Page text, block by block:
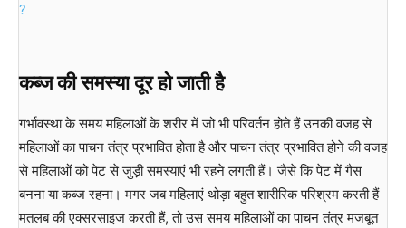
?
कब्ज की समस्या दूर हो जाती है
गर्भावस्था के समय महिलाओं के शरीर में जो भी परिवर्तन होते हैं उनकी वजह से
महिलाओं का पाचन तंत्र प्रभावित होता है और पाचन तंत्र प्रभावित होने की वजह
से महिलाओं को पेट से जुड़ी समस्याएं भी रहने लगती हैं। जैसे कि पेट में गैस
बनना या कब्ज रहना। मगर जब महिलाएं थोड़ा बहुत शारीरिक परिश्रम करती हैं
मतलब की एक्सरसाइज करती हैं, तो उस समय महिलाओं का पाचन तंत्र मजबूत